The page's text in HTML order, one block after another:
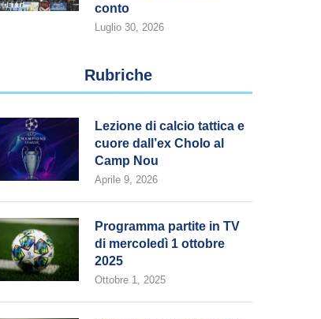
conto
Luglio 30, 2026
Rubriche
Lezione di calcio tattica e
cuore dall’ex Cholo al
Camp Nou
Aprile 9, 2026
Programma partite in TV
di mercoledì 1 ottobre
2025
Ottobre 1, 2025